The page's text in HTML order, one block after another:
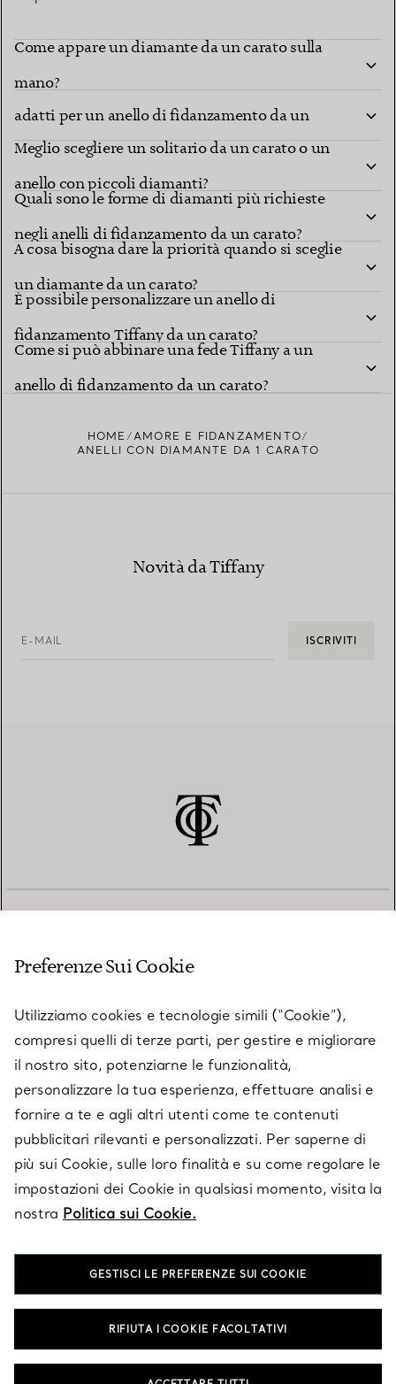
Come appare un diamante da un carato sulla
mano?
Quali sono i modelli e i tipi di montatura più
adatti per un anello di fidanzamento da un
carato?
Meglio scegliere un solitario da un carato o un
anello con piccoli diamanti?
Quali sono le forme di diamanti più richieste
negli anelli di fidanzamento da un carato?
A cosa bisogna dare la priorità quando si sceglie
un diamante da un carato?
È possibile personalizzare un anello di
fidanzamento Tiffany da un carato?
Come si può abbinare una fede Tiffany a un
anello di fidanzamento da un carato?
HOME
AMORE E FIDANZAMENTO
ANELLI CON DIAMANTE DA 1 CARATO
Novità da Tiffany
E-MAIL ISCRIVITI
SU TIFFANY & CO.
LEGALE
SEGUICI
T&Co. 2026
Preferenze Sui Cookie
Utilizziamo cookies e tecnologie simili (“Cookie”),
compresi quelli di terze parti, per gestire e migliorare
il nostro sito, potenziarne le funzionalità,
personalizzare la tua esperienza, effettuare analisi e
fornire a te e agli altri utenti come te contenuti
pubblicitari rilevanti e personalizzati. Per saperne di
più sui Cookie, sulle loro finalità e su come regolare le
impostazioni dei Cookie in qualsiasi momento, visita la
nostra Politica sui Cookie.
GESTISCI LE PREFERENZE SUI COOKIE
RIFIUTA I COOKIE FACOLTATIVI